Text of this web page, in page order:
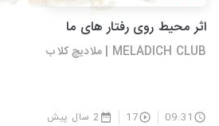
اثر محیط روی رفتار های ما
MELADICH CLUB | ملادیچ کلاب
09:31
17 2 سال پیش